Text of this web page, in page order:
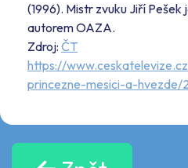
(1996). Mistr zvuku Jiří
autorem OAZA.
Zdroj: ČT
https://
princezne-mesici-a-hvezde/